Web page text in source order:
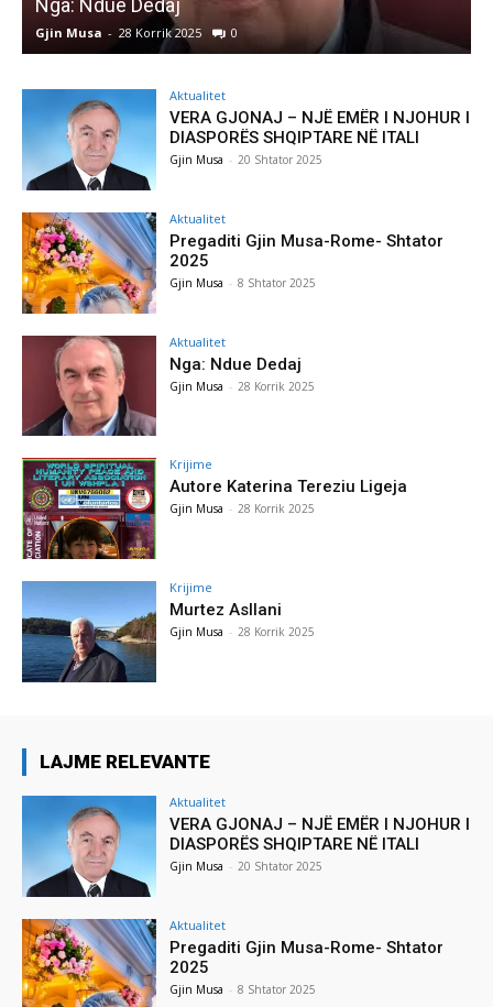
Nga: Ndue Dedaj
Gjin Musa - 28 Korrik 2025 0
Aktualitet
VERA GJONAJ – NJË EMËR I NJOHUR I
DIASPORËS SHQIPTARE NË ITALI
Gjin Musa - 20 Shtator 2025
Aktualitet
Pregaditi Gjin Musa-Rome- Shtator
2025
Gjin Musa - 8 Shtator 2025
Aktualitet
Nga: Ndue Dedaj
Gjin Musa - 28 Korrik 2025
Krijime
Autore Katerina Tereziu Ligeja
Gjin Musa - 28 Korrik 2025
Krijime
Murtez Asllani
Gjin Musa - 28 Korrik 2025
LAJME RELEVANTE
Aktualitet
VERA GJONAJ – NJË EMËR I NJOHUR I
DIASPORËS SHQIPTARE NË ITALI
Gjin Musa - 20 Shtator 2025
Aktualitet
Pregaditi Gjin Musa-Rome- Shtator
2025
Gjin Musa - 8 Shtator 2025